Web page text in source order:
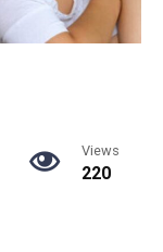
Views
220